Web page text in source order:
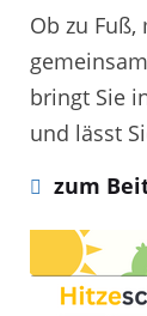
Ob zu
bringt Sie
und lässt
zum